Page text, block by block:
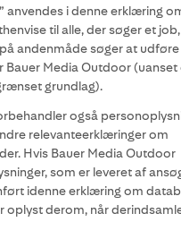
anvendes i denne erklæring
til alle, der søger et
andenmåde søger at
Bauer Media Outdoor
grundlag).
også
relevanteerklæringer om
Hvis Bauer Media Outdoor
som er leveret af
idenne erklæring om
oplyst derom, når